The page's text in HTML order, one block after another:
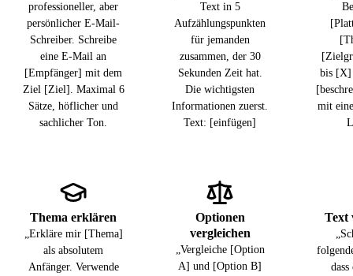
professioneller, aber
persönlicher E-Mail-
Schreiber. Schreibe
eine E-Mail an
[Empfänger] mit dem
Ziel [Ziel]. Maximal 6
Sätze, höflicher und
sachlicher Ton.
Text in 5
Aufzählungspunkten
für jemanden
zusammen, der 30
Sekunden Zeit hat.
Die wichtigsten
Informationen zuerst.
Text: [einfügen]
bis [X]
mit
Thema erklären
„Erkläre mir [Thema]
als absolutem
Anfänger. Verwende
Optionen
vergleichen
„Vergleiche [Option
A] und [Option B]
Text